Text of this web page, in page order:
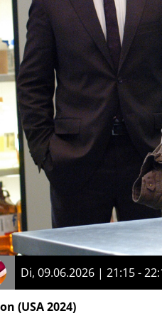
Di, 09.06.2026 | 21:15 -
(USA 2024)